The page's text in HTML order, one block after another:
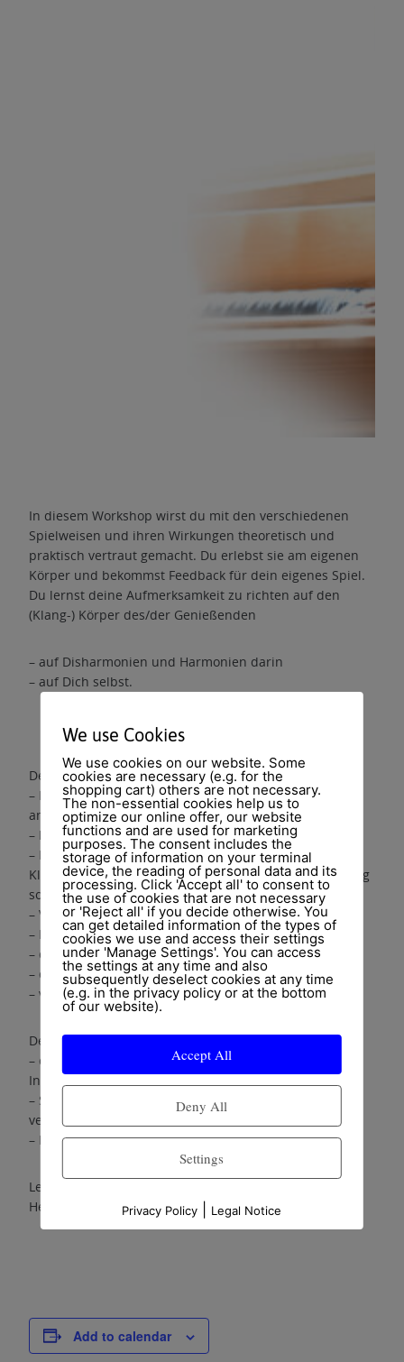
In diesem Workshop wirst du mit den verschiedenen
Spielweisen und ihren Wirkungen theoretisch und
praktisch vertraut gemacht. Du erlebst sie am eigenen
Körper und bekommst Feedback für dein eigenes Spiel.
Du lernst deine Aufmerksamkeit zu richten auf den
(Klang-) Körper des/der Genießenden
– auf Disharmonien und Harmonien darin
– auf Dich selbst.
Der theoretische Teil vermittelt:
– Einsatzgebiete und Wirkungen in Klinik und
ambulanter Praxis
– kurze Geschichte des Körpermonochords
– Psychotherapie/Musiktherapie und warum die
Klangwiege innerhalb der Psychotherapie und Coaching
so wertvoll ist
– Vertrauen und Intuition
– Energie folgt der Aufmerksamkeit
– die innere Haltung während des Spiels
– die Bedeutung des Atems
– veränderte Bewusstseinszustände
Der praktische Teil vermittelt:
– die Klangwiege im Selbsterleben- Stimmen des
Instrumentes
– Spielvarianten auf verschiedenen Instrumenten mit
verschiedenen Stimmungen
– Mimik und Atem und Reaktionen darauf
Leitung: Anke Wiesbrock, Musiktherapeutin (FH),
Heilpraktikerin für Psychotherapie
Add to calendar
We use Cookies
We use cookies on our website. Some
cookies are necessary (e.g. for the
shopping cart) others are not necessary.
The non-essential cookies help us to
optimize our online offer, our website
functions and are used for marketing
purposes. The consent includes the
storage of information on your terminal
device, the reading of personal data and its
processing. Click 'Accept all' to consent to
the use of cookies that are not necessary
or 'Reject all' if you decide otherwise. You
can get detailed information of the types of
cookies we use and access their settings
under 'Manage Settings'. You can access
the settings at any time and also
subsequently deselect cookies at any time
(e.g. in the privacy policy or at the bottom
of our website).
Accept All
Deny All
Settings
Privacy Policy Legal Notice